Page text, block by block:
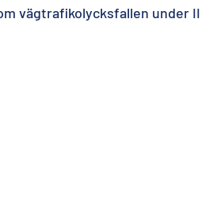
vägtrafikolycksfallen under II